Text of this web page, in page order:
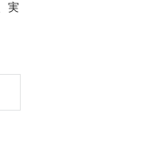
実